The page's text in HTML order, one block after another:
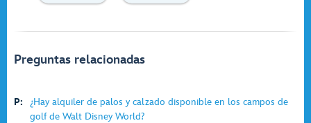
Preguntas relacionadas
P:
¿Hay alquiler de palos y calzado disponible en los campos de
golf de Walt Disney World?